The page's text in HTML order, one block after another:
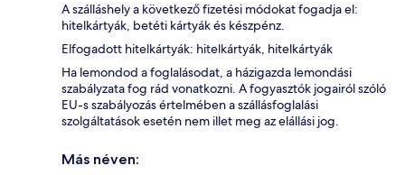
A szálláshely a következő fizetési módokat fogadja el:
hitelkártyák, betéti kártyák és készpénz.
Elfogadott hitelkártyák: hitelkártyák, hitelkártyák
Ha lemondod a foglalásodat, a házigazda lemondási
szabályzata fog rád vonatkozni. A fogyasztók jogairól szóló
EU-s szabályozás értelmében a szállásfoglalási
szolgáltatások esetén nem illet meg az elállási jog.
Más néven: